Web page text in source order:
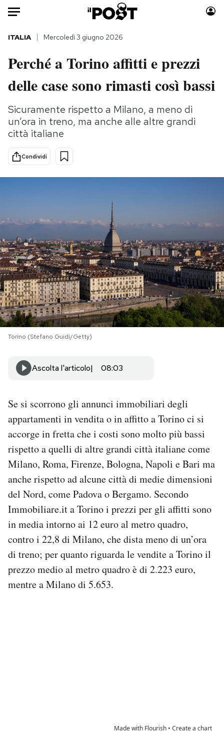
Auto
HOME
Italia
Politica
Tecnologia
Scienza
Moda
Consumismi
Storie/Idee
PODCAST
NEWSLETTER
I MIEI PREFERITI
CALENDARIO
AREA PERSONALE
Area Personale
Newsletter
Notifiche mobile
Regala il Post
Hai bisogno di aiuto?
Esci
ITALIA Mercoledì 3 giugno 2026
Perché a Torino affitti e prezzi
delle case sono rimasti così bassi
Sicuramente rispetto a Milano, a meno di
un’ora in treno, ma anche alle altre grandi
città italiane
Condividi
Torino (Stefano Guidi/Getty)
Ascolta l'articolo 08:03
Se si scorrono gli annunci immobiliari degli
appartamenti in vendita o in affitto a Torino ci si
accorge in fretta che i costi sono molto più bassi
rispetto a quelli di altre grandi città italiane come
Milano, Roma, Firenze, Bologna, Napoli e Bari ma
anche rispetto ad alcune città di medie dimensioni
del Nord, come Padova o Bergamo. Secondo
Immobiliare.it a Torino i prezzi per gli affitti sono
in media intorno ai 12 euro al metro quadro,
contro i 22,8 di Milano, che dista meno di un’ora
di treno; per quanto riguarda le vendite a Torino il
prezzo medio al metro quadro è di 2.223 euro,
mentre a Milano di 5.653.